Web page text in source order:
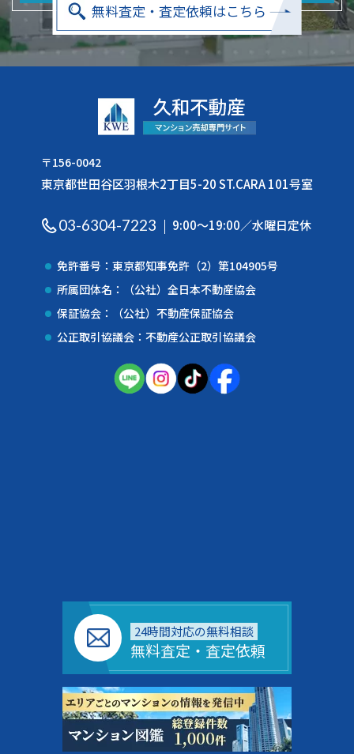
無料査定・査定依頼はこちら
〒156-0042
東京都世田谷区羽根木2丁目5-20 ST.CARA 101号室
03-6304-7223 9:00〜19:00／水曜日定休
免許番号：東京都知事免許（2）第104905号
所属団体名：（公社）全日本不動産協会
保証協会：（公社）不動産保証協会
公正取引協議会：不動産公正取引協議会
24時間対応の無料相談
無料査定・査定依頼